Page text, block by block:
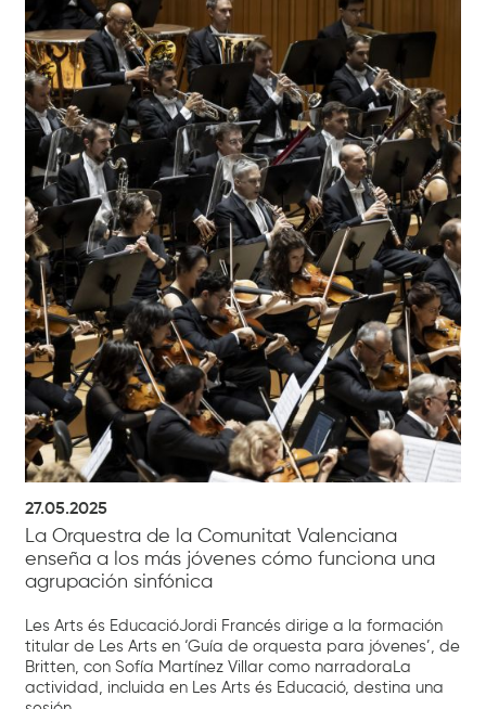
27.05.2025
La Orquestra de la Comunitat Valenciana
enseña a los más jóvenes cómo funciona una
agrupación sinfónica
Les Arts és EducacióJordi Francés dirige a la formación
titular de Les Arts en ‘Guía de orquesta para jóvenes’, de
Britten, con Sofía Martínez Villar como narradoraLa
actividad, incluida en Les Arts és Educació, destina una